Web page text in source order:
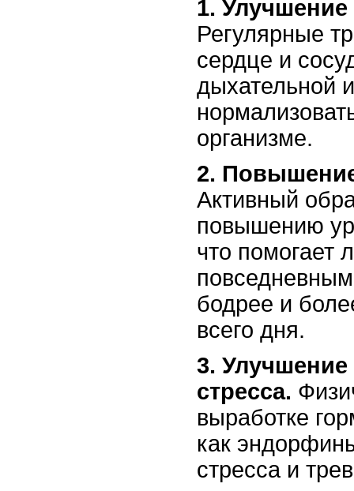
1.
Регулярные
сердце и
дыхательной
организме.
2.
Активный
повышению
что помогает
бодрее и
всего дня.
3.
стресса.
выработке
как
стресса и